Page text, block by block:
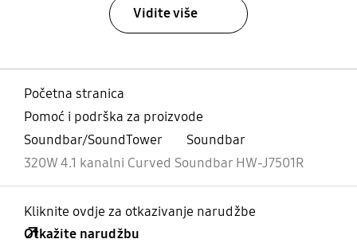
Vidite više
Početna stranica
Pomoć i podrška za proizvode
Soundbar/SoundTower
Soundbar
320W 4.1 kanalni Curved Soundbar HW-J7501R
Kliknite ovdje za otkazivanje narudžbe
Otkažite narudžbu